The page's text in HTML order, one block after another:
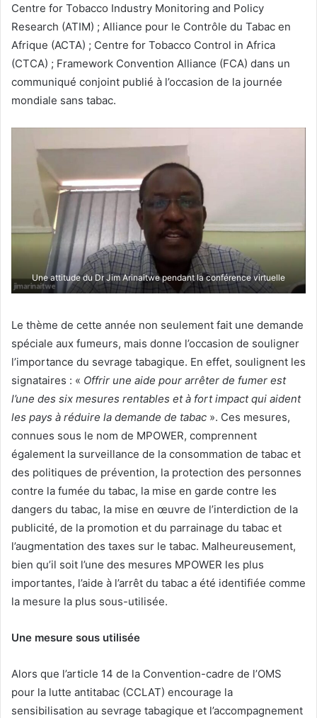
Centre for Tobacco Industry Monitoring and Policy
Research (ATIM) ; Alliance pour le Contrôle du Tabac en
Afrique (ACTA) ; Centre for Tobacco Control in Africa
(CTCA) ; Framework Convention Alliance (FCA) dans un
communiqué conjoint publié à l’occasion de la journée
mondiale sans tabac.
Une attitude du Dr Jim Arinaitwe pendant la conférence virtuelle
Le thème de cette année non seulement fait une demande
spéciale aux fumeurs, mais donne l’occasion de souligner
l’importance du sevrage tabagique. En effet, soulignent les
signataires : « Offrir une aide pour arrêter de fumer est
l’une des six mesures rentables et à fort impact qui aident
les pays à réduire la demande de tabac ». Ces mesures,
connues sous le nom de MPOWER, comprennent
également la surveillance de la consommation de tabac et
des politiques de prévention, la protection des personnes
contre la fumée du tabac, la mise en garde contre les
dangers du tabac, la mise en œuvre de l’interdiction de la
publicité, de la promotion et du parrainage du tabac et
l’augmentation des taxes sur le tabac. Malheureusement,
bien qu’il soit l’une des mesures MPOWER les plus
importantes, l’aide à l’arrêt du tabac a été identifiée comme
la mesure la plus sous-utilisée.
Une mesure sous utilisée
Alors que l’article 14 de la Convention-cadre de l’OMS
pour la lutte antitabac (CCLAT) encourage la
sensibilisation au sevrage tabagique et l’accompagnement